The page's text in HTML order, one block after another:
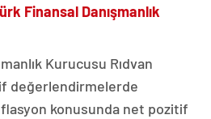
Finansal Danışmanlık
Kurucusu Rıdvan
değerlendirmelerde
konusunda net pozitif